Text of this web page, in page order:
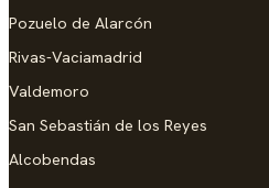
Pozuelo de Alarcón
Rivas-Vaciamadrid
Valdemoro
San Sebastián de los Reyes
Alcobendas